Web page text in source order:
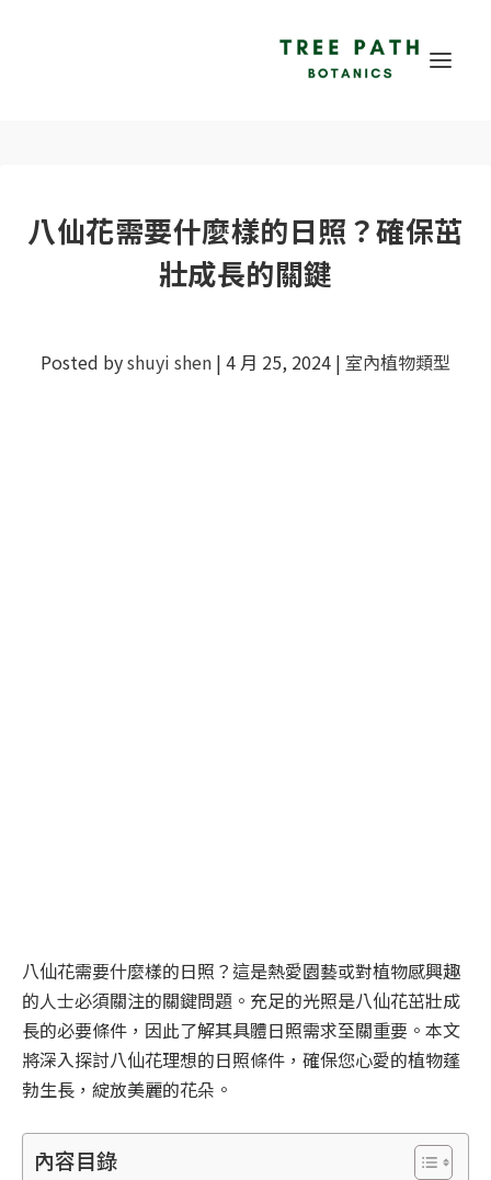
八仙花需要什麼樣的日照？確保茁
壯成長的關鍵
Posted byshuyi shen | 4 月 25, 2024 | 室內植物類型
八仙花需要什麼樣的日照？這是熱愛園藝或對植物感興趣
的人士必須關注的關鍵問題。充足的光照是八仙花茁壯成
長的必要條件，因此了解其具體日照需求至關重要。本文
將深入探討八仙花理想的日照條件，確保您心愛的植物蓬
勃生長，綻放美麗的花朵。
內容目錄